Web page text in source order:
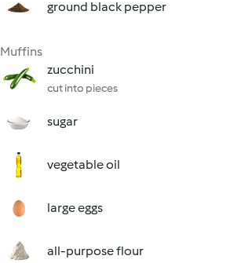
ground black pepper
Muffins
zucchini
cut into pieces
sugar
vegetable oil
large eggs
all-purpose flour